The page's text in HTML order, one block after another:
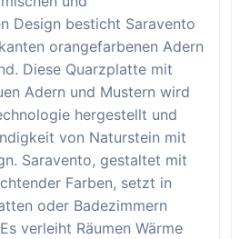
Design besticht Saravento
orangefarbenen Adern
Diese Quarzplatte mit
Adern und Mustern wird
hergestellt und
von Naturstein mit
Saravento, gestaltet mit
Farben, setzt in
oder Badezimmern
verleiht Räumen Wärme